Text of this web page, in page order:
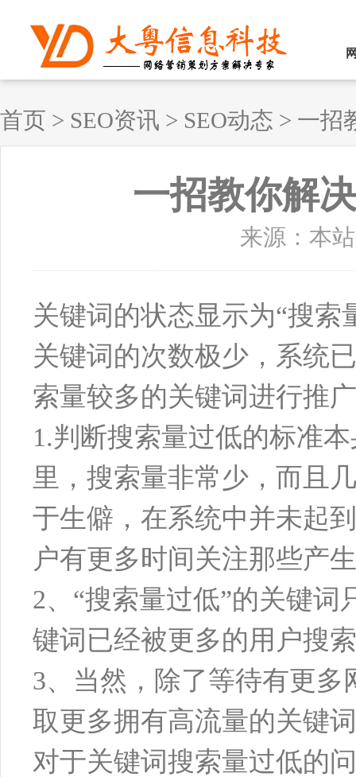
首页 > SEO资讯 > SEO动态 > 一招
一招教你解
来源：本
关键词的状态显示为“搜
关键词的次数极少，系统
索量较多的关键词进行推
1.判断搜索量过低的标准
里，搜索量非常少，而且
于生僻，在系统中并未起
户有更多时间关注那些产
2、“搜索量过低”的关键
键词已经被更多的用户搜
3、当然，除了等待有更
取更多拥有高流量的关键
对于关键词搜索量过低的